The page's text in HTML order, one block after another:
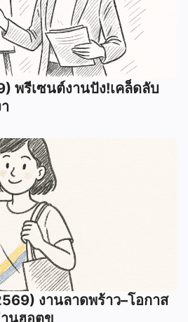
พรีเซนต์งานปัง!เคล็ดลับ
งานลาดพร้าว–โอกาส